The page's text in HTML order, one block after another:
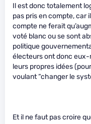
Il est donc totalement
pas pris en compte, car
compte ne ferait
voté blanc ou se sont
politique
électeurs ont donc eux-
leurs propres idées
voulant “changer le
Et il ne faut pas croire